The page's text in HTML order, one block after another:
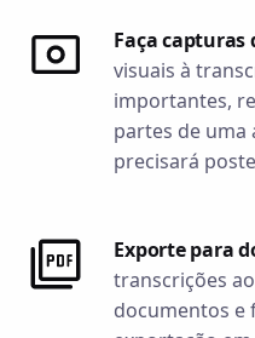
Faça capturas
visuais à
importantes,
partes de uma
precisará
Exporte para
transcrições
documentos e